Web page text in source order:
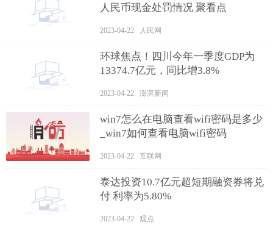
人民币现金处罚情况 聚看点
2023-04-22 人民网
环球焦点！四川今年一季度GDP为
13374.7亿元，同比增3.8%
2023-04-22 澎湃新闻
win7怎么在电脑查看wifi密码是多少
_win7如何查看电脑wifi密码
2023-04-22 互联网
泰达投资10.7亿元超短期融资券将兑
付 利率为5.80%
2023-04-22 观点